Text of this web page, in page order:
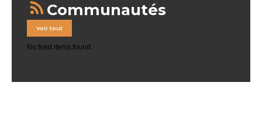
Communautés
Voir tout
No feed items found.